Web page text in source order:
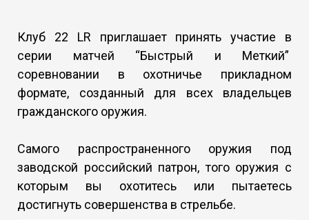
Клуб 22 LR приглашает принять участие в
серии матчей “Быстрый и Меткий”
соревновании в охотничье прикладном
формате, созданный для всех владельцев
гражданского оружия.
Самого распространенного оружия под
заводской российский патрон, того оружия с
которым вы охотитесь или пытаетесь
достигнуть совершенства в стрельбе.